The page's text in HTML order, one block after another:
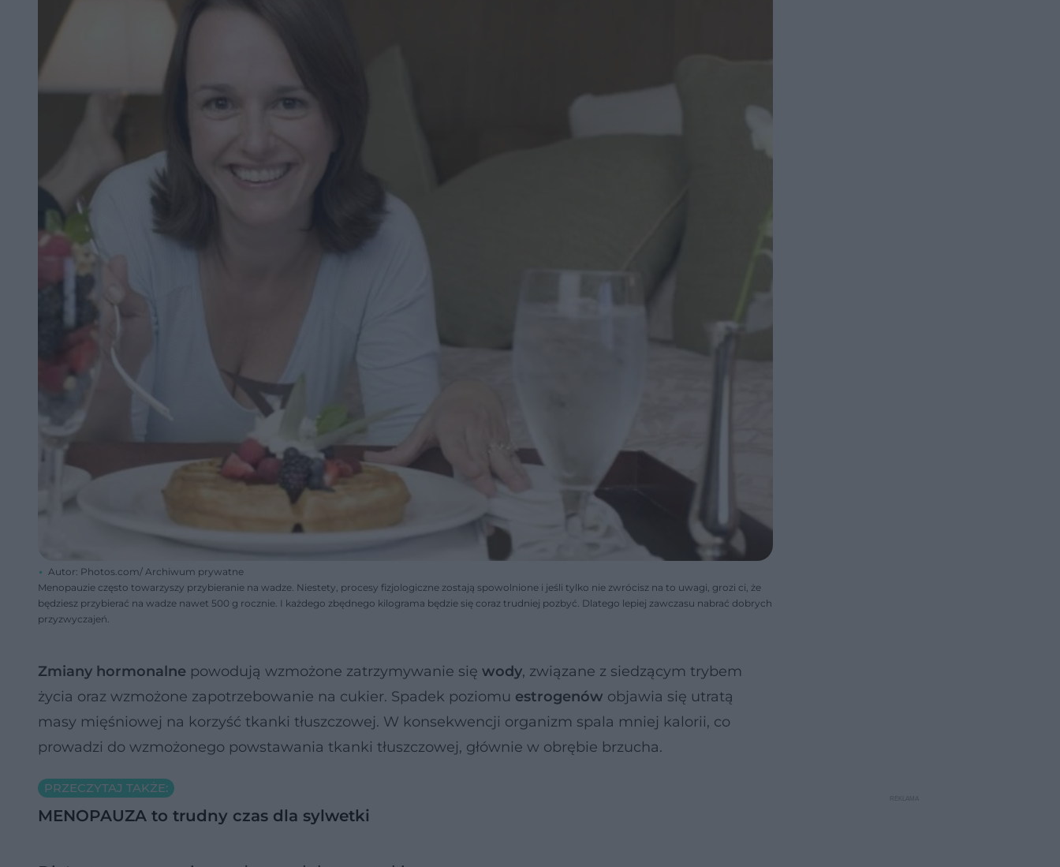
Autor: Photos.com/ Archiwum prywatne
Menopauzie często towarzyszy przybieranie na wadze. Niestety, procesy fizjologiczne zostają spowolnione i jeśli tylko nie zwrócisz na to uwagi, grozi ci, że
będziesz przybierać na wadze nawet 500 g rocznie. I każdego zbędnego kilograma będzie się coraz trudniej pozbyć. Dlatego lepiej zawczasu nabrać dobrych
przyzwyczajeń.
Zmiany hormonalne powodują wzmożone zatrzymywanie się wody, związane z siedzącym trybem
życia oraz wzmożone zapotrzebowanie na cukier. Spadek poziomu estrogenów objawia się utratą
masy mięśniowej na korzyść tkanki tłuszczowej. W konsekwencji organizm spala mniej kalorii, co
prowadzi do wzmożonego powstawania tkanki tłuszczowej, głównie w obrębie brzucha.
PRZECZYTAJ TAKŻE:
MENOPAUZA to trudny czas dla sylwetki